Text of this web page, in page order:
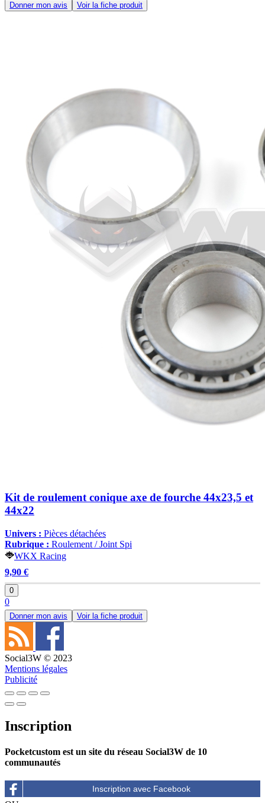
Donner mon avis Voir la fiche produit
Kit de roulement conique axe de fourche 44x23,5 et
44x22
Univers : Pièces détachées
Rubrique : Roulement / Joint Spi
WKX Racing
9,90 €
0
0
Donner mon avis Voir la fiche produit
Social3W © 2023
Mentions légales
Publicité
Inscription
Pocketcustom est un site du réseau Social3W de 10
communautés